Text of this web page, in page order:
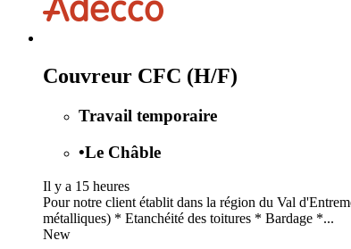
Couvreur CFC (H/F)
Travail temporaire
•Le Châble
Il y a 15 heures
Pour notre client établit dans la région du Val
métalliques) * Etanchéité des toitures * Bardage *...
New